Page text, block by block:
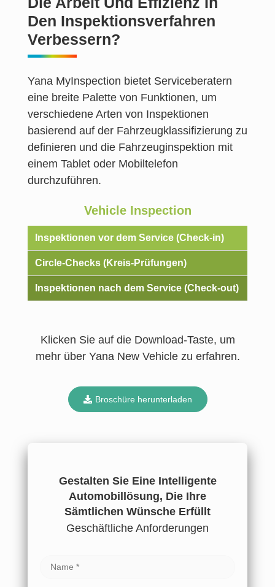
Den Inspektionsverfahren
Verbessern?
Yana MyInspection bietet Serviceberatern
eine breite Palette von Funktionen, um
verschiedene Arten von Inspektionen
basierend auf der Fahrzeugklassifizierung zu
definieren und die Fahrzeuginspektion mit
einem Tablet oder Mobiltelefon
durchzuführen.
Vehicle Inspection
Inspektionen vor dem Service (Check-in)
Circle-Checks (Kreis-Prüfungen)
Inspektionen nach dem Service (Check-out)
Klicken Sie auf die Download-Taste, um
mehr über Yana New Vehicle zu erfahren.
Broschüre herunterladen
Gestalten Sie Eine Intelligente
Automobillösung, Die Ihre
Sämtlichen Wünsche Erfüllt
Geschäftliche Anforderungen